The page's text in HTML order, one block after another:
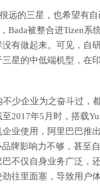
远的三星，也希望有
Bada被整合进Tizen
有做起来。可见，自
星的中低端机型，在
少企业为之奋斗过，
2017年5月时，搭载
业使用，阿里巴巴推
牌影响力不够，甚至
不仅自身业务广泛，
往里面塞，导致用户